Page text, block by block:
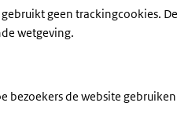
geen trackingcookies.
wetgeving.
de website